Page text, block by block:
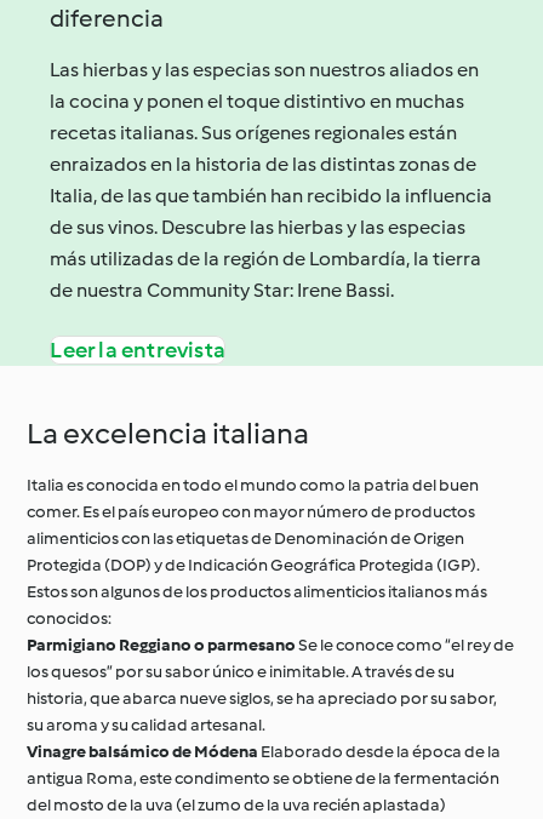
diferencia
Las hierbas y las especias son nuestros aliados en
la cocina y ponen el toque distintivo en muchas
recetas italianas. Sus orígenes regionales están
enraizados en la historia de las distintas zonas de
Italia, de las que también han recibido la influencia
de sus vinos. Descubre las hierbas y las especias
más utilizadas de la región de Lombardía, la tierra
de nuestra Community Star: Irene Bassi.
Leer la entrevista
La excelencia italiana
Italia es conocida en todo el mundo como la patria del buen
comer. Es el país europeo con mayor número de productos
alimenticios con las etiquetas de Denominación de Origen
Protegida (DOP) y de Indicación Geográfica Protegida (IGP).
Estos son algunos de los productos alimenticios italianos más
conocidos:
Parmigiano Reggiano o parmesanoSe le conoce como “el rey de
los quesos” por su sabor único e inimitable. A través de su
historia, que abarca nueve siglos, se ha apreciado por su sabor,
su aroma y su calidad artesanal.
Vinagre balsámico de Módena Elaborado desde la época de la
antigua Roma, este condimento se obtiene de la fermentación
del mosto de la uva (el zumo de la uva recién aplastada)